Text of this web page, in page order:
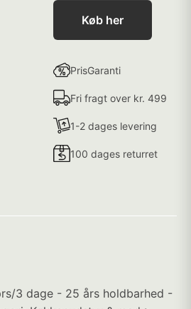
Køb her
PrisGaranti
Fri fragt over kr. 499
1-2 dages levering
100 dages returret
3 dage - 25 års holdbarhed -